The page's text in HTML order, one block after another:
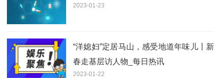
2023-01-23
“洋媳妇”定居马山，感受地道年味儿丨新
春走基层访人物_每日热讯
2023-01-22